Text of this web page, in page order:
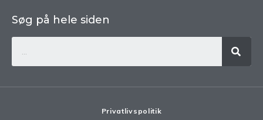
Søg på hele siden
Privatlivspolitik